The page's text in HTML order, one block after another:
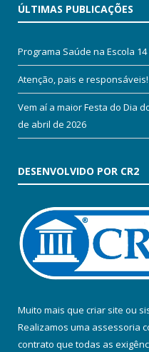
ÚLTIMAS PUBLICAÇÕES
Programa Saúde na Escola
Atenção, pais e responsáveis!
Vem aí a maior Festa do Dia
de abril de 2026
DESENVOLVIDO POR CR2
Muito mais que criar site ou
Realizamos uma assessoria
contrato que todas as